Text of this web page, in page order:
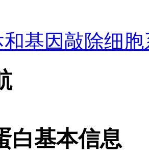
基因敲除细胞
白基本信息